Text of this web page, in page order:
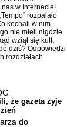
w Internecie!
rozpalało
kochali w nim
nie mieli nigdzie
wziął się kult,
dziś? Odpowiedzi
rozdziałach
że gazeta żyje
do